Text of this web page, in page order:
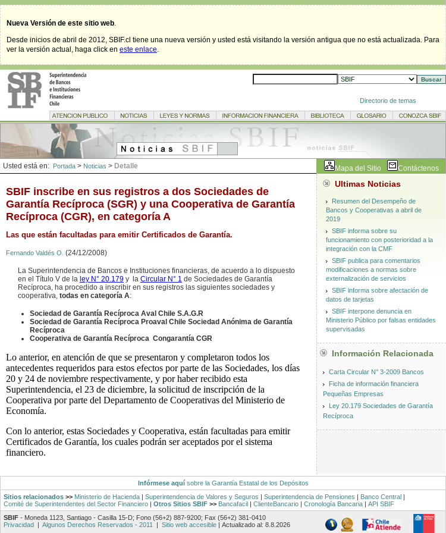
Nueva Versión de este sitio web.
Desde inicios de abril de 2012, SBIF.cl tiene una nueva versión y usted está visitando la versión antigua que no está actualizada. Para
ver la versión actual, haga click en este enlace.
Directorio de temas
Usted está en: Portada > Noticias > Detalle Mapa del Sitio Contáctenos
SBIF inscribe en sus registros a dos Sociedades de
Garantía Recíproca (SGR) y una Cooperativa de Garantía
Recíproca (CGR), en categoría A
Las que están facultadas para emitir Certificados de Garantía.
Fernando Valdés O. (24/12/2008)
La Superintendencia de Bancos e Instituciones financieras, de acuerdo a lo dispuesto
en el Título V de la ley N° 20.179 y la Circular N° 1 de Sociedades de Garantía
Recíproca, ha procedido a inscribir en sus registros las siguientes sociedades y
cooperativa, todas en categoría A:
Sociedad de Garantía Recíproca Aval Chile S.A.G.R
Sociedad de Garantía Recíproca Proaval Chile Sociedad Anónima de Garantía
Recíproca
Cooperativa de Garantía Recíproca Congarantía CGR
Lo anterior, en atención de que se presentaron y completaron todos los
antecedentes requeridos para estos efectos por parte de las Sociedades, los días
20 y 24 de noviembre respectivamente, y por haber recibido esta
Superintendencia, el 23 de diciembre, la solicitud de inscripción de la
Cooperativa por parte del Departamento de Cooperativas del Ministerio de
Economía.
Con lo anterior, estas Sociedades y Cooperativa, están facultadas para emitir
Certificados de Garantía, los cuales podrán ser aceptados por el sistema
financiero.
Ultimas Noticias
Resumen del Desempeño de
Bancos y Cooperativas a abril de
2019
SBIF informa sobre su
funcionamiento con posterioridad a la
integración con la CMF
SBIF publica para comentarios
modificaciones a normas sobre
externalización de servicios
SBIF informa sobre afectación de
datos de tarjetas
SBIF interpone denuncia en
Ministerio Público por falsas entidades
supervisadas
Información Relacionada
Carta Circular N° 3-2009 Bancos
Ficha de información financiera
Pequeñas Empresas
Ley 20.179 Sociedades de Garantía
Recíproca
Infórmese aquísobre la Garantía Estatal de los Depósitos
Sitios relacionados >> Ministerio de Hacienda | Superintendencia de Valores y Seguros | Superintendencia de Pensiones | Banco Central |
Comité de Superintendentes del Sector Financiero | Otros Sitios SBIF >> Bancafacil | ClienteBancario | Cronología Bancaria | API SBIF
SBIF - Moneda 1123, Santiago - Casilla 15-D; Fono (56+2) 887-9200; Fax (56+2) 381-0410
Privacidad | Algunos Derechos Reservados - 2011 | Sitio web accesible | Actualizado al: 8.8.2026